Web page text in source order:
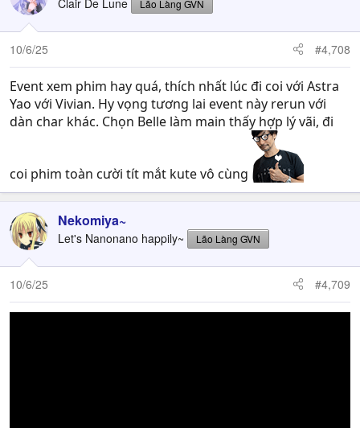
Lão Làng GVN
10/6/25 #4,708
Event xem phim hay quá, thích nhất lúc đi coi với Astra
Yao với Vivian. Hy vọng tương lai event này rerun với
dàn char khác. Chọn Belle làm main thấy hợp lý vãi, đi
coi phim toàn cười tít mắt kute vô cùng
Nekomiya~
Let's Nanonano happily~ Lão Làng GVN
10/6/25 #4,709